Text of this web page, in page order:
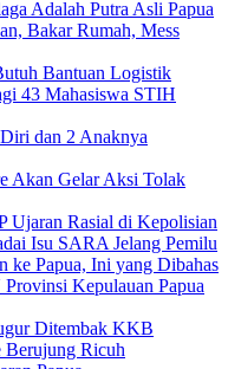
Adalah Putra Asli Papua
Bakar Rumah, Mess
Bantuan Logistik
43 Mahasiswa STIH
dan 2 Anaknya
Akan Gelar Aksi Tolak
Ujaran Rasial di Kepolisian
Isu SARA Jelang Pemilu
ke Papua, Ini yang Dibahas
Kepulauan Papua
Ditembak KKB
Ricuh